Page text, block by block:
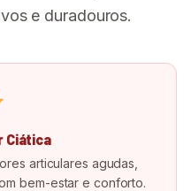
e duradouros.
Ciática
articulares agudas,
bem-estar e conforto.